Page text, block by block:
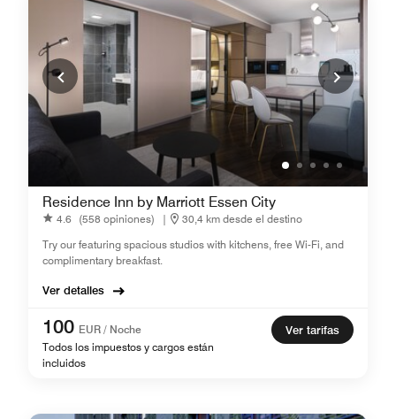
Residence Inn by Marriott Essen City
4.6 (558 opiniones) |
30,4 km desde el destino
Try our featuring spacious studios with kitchens, free Wi-Fi, and
complimentary breakfast.
Ver detalles
100 EUR / Noche
Todos los impuestos y cargos están
incluidos
Ver tarifas